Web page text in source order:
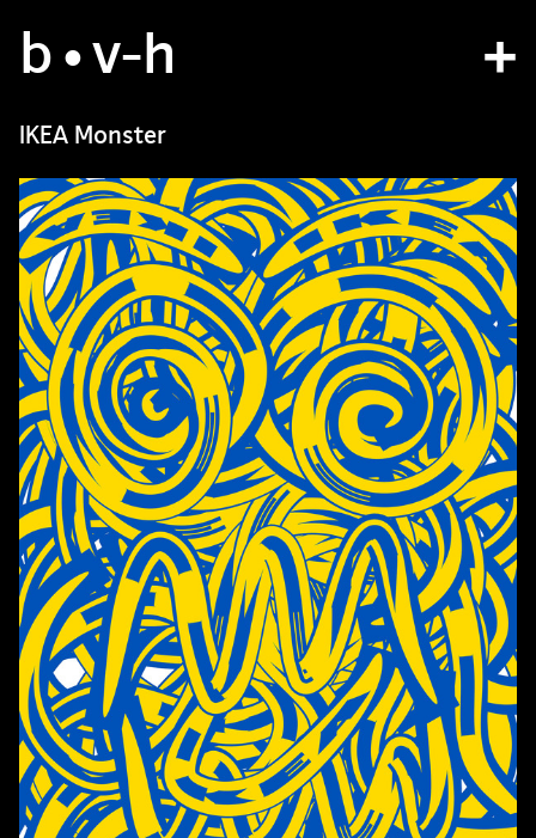
b•v-h
studio
projects
bvh type
contact
fr/en
IKEA Monster